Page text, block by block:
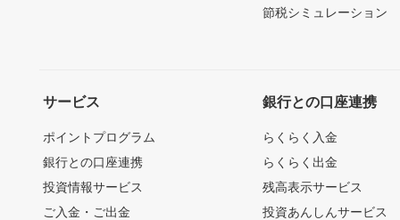
節税シミュレーション
サービス
ポイントプログラム
銀行との口座連携
投資情報サービス
ご入金・ご出金
銀行との口座連携
らくらく入金
らくらく出金
残高表示サービス
投資あんしんサービス